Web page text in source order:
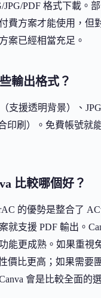
JPG/PDF 格式下載。
費方案才能使用，但
案已經相當充足。
輸出格式？
支援透明背景）、
印刷）。免費帳號就
比較哪個好？
的優勢是整合了
就支援 PDF 輸出。
能更成熟。如果重視
價比更高；如果需要
會是比較全面的